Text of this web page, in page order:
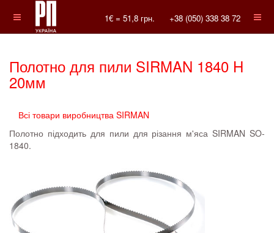
1€ = 51,8 грн. +38 (050) 338 38 72
Полотно для пили SIRMAN 1840 H
20мм
Всі товари виробництва SIRMAN
Полотно підходить для пили для різання м'яса SIRMAN SO-
1840.